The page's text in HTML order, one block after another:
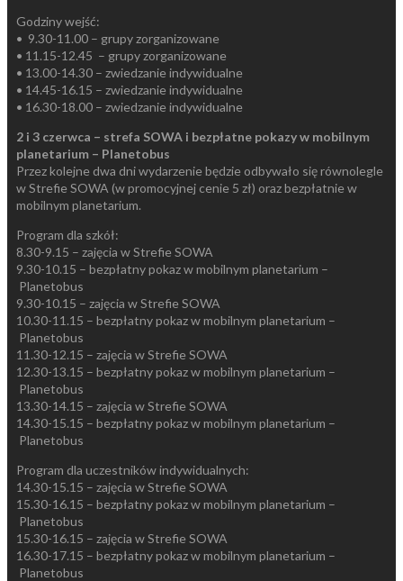
Godziny wejść:
• 9.30-11.00 – grupy zorganizowane
• 11.15-12.45 – grupy zorganizowane
• 13.00-14.30 – zwiedzanie indywidualne
• 14.45-16.15 – zwiedzanie indywidualne
• 16.30-18.00 – zwiedzanie indywidualne
2 i 3 czerwca – strefa SOWA i bezpłatne pokazy w mobilnym
planetarium – Planetobus
Przez kolejne dwa dni wydarzenie będzie odbywało się równolegle
w Strefie SOWA (w promocyjnej cenie 5 zł) oraz bezpłatnie w
mobilnym planetarium.
Program dla szkół:
8.30-9.15 – zajęcia w Strefie SOWA
9.30-10.15 – bezpłatny pokaz w mobilnym planetarium –
Planetobus
9.30-10.15 – zajęcia w Strefie SOWA
10.30-11.15 – bezpłatny pokaz w mobilnym planetarium –
Planetobus
11.30-12.15 – zajęcia w Strefie SOWA
12.30-13.15 – bezpłatny pokaz w mobilnym planetarium –
Planetobus
13.30-14.15 – zajęcia w Strefie SOWA
14.30-15.15 – bezpłatny pokaz w mobilnym planetarium –
Planetobus
Program dla uczestników indywidualnych:
14.30-15.15 – zajęcia w Strefie SOWA
15.30-16.15 – bezpłatny pokaz w mobilnym planetarium –
Planetobus
15.30-16.15 – zajęcia w Strefie SOWA
16.30-17.15 – bezpłatny pokaz w mobilnym planetarium –
Planetobus